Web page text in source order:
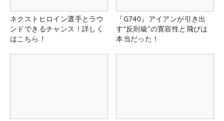
ネクストヒロイン選手とラウ
ンドできるチャンス！詳しく
はこちら！
『G740』アイアンが引き出
す“反則級”の寛容性と飛びは
本当だった！